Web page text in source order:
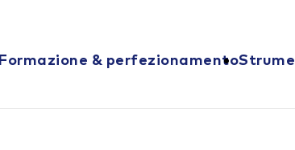
Formazione & perfezionamento